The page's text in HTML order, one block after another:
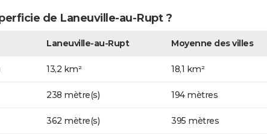
de Laneuville-au-Rupt ?
Laneuville-au-Rupt Moyenne des villes
13,2 km² 18,1 km²
238 mètre(s) 194 mètres
362 mètre(s) 395 mètres